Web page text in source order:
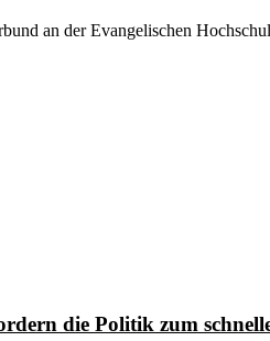
an der Evangelischen
die Politik zum